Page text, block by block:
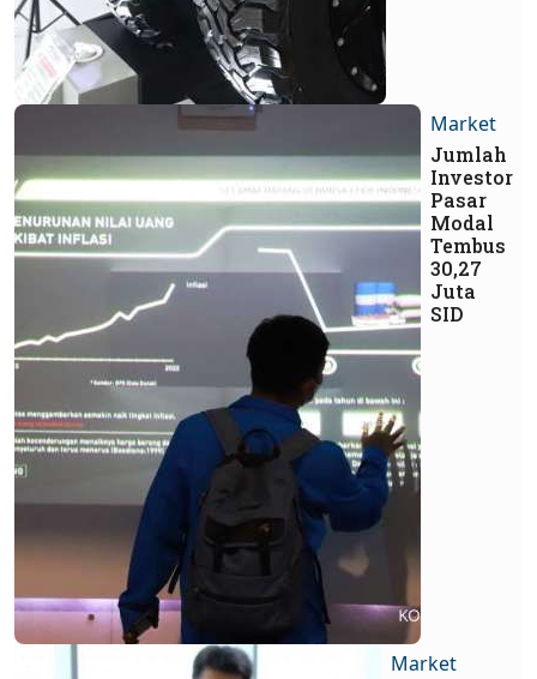
Market
Jumlah
Investor
Pasar
Modal
Tembus
30,27
Juta
SID
Market